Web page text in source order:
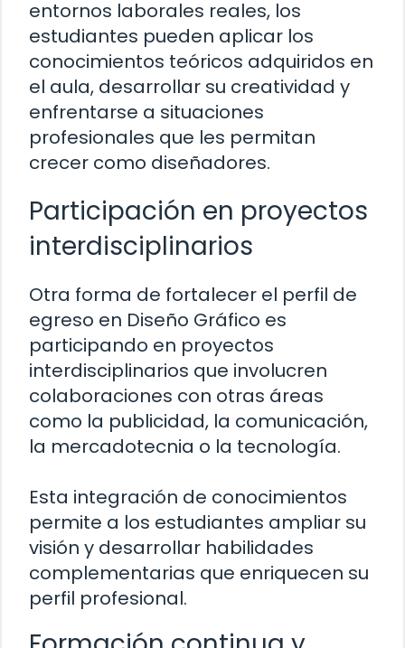
entornos laborales reales, los
estudiantes pueden aplicar los
conocimientos teóricos adquiridos en
el aula, desarrollar su creatividad y
enfrentarse a situaciones
profesionales que les permitan
crecer como diseñadores.
Participación en proyectos
interdisciplinarios
Otra forma de fortalecer el perfil de
egreso en Diseño Gráfico es
participando en proyectos
interdisciplinarios que involucren
colaboraciones con otras áreas
como la publicidad, la comunicación,
la mercadotecnia o la tecnología.
Esta integración de conocimientos
permite a los estudiantes ampliar su
visión y desarrollar habilidades
complementarias que enriquecen su
perfil profesional.